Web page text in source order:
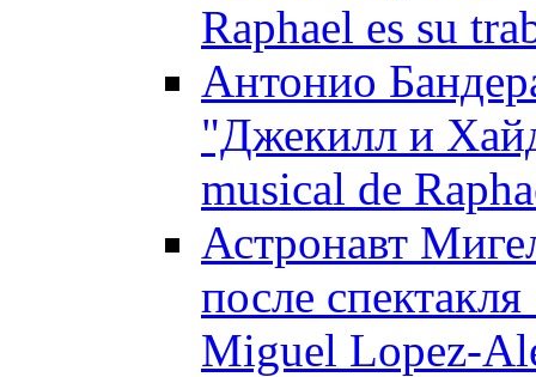
Raphael es su
Антонио
"Джекилл и
musical de
Астронавт
после
Miguel Lopez-